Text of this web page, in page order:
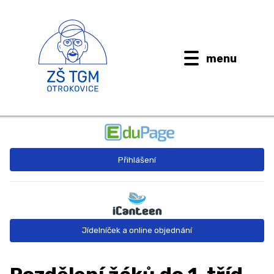
menu
BUDOUCÍ PRVŇÁČCI
AKTUALITY
Kontaktní informace
Přihlášení
Jídelníček a online objednání